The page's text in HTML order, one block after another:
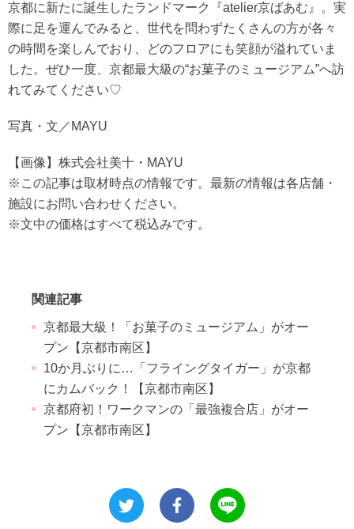
京都に新たに誕生したランドマーク『atelier京ばあむ』。実
際に足を運んでみると、世代を問わずたくさんの方が各々
の時間を楽しんでおり、どのフロアにも笑顔が溢れていま
した。ぜひ一度、京都最大級の“お菓子のミュージアム”へ訪
れてみてください♡
写真・文／MAYU
【画像】株式会社美十・MAYU
※この記事は取材時点の情報です。最新の情報は各店舗・
施設にお問い合わせください。
※文中の価格はすべて税込みです。
関連記事
京都最大級！「お菓子のミュージアム」がオー
プン【京都市南区】
10か月ぶりに…「フライングタイガー」が京都
にカムバック！【京都市南区】
京都府初！ワークマンの「最強複合店」がオー
プン【京都市南区】